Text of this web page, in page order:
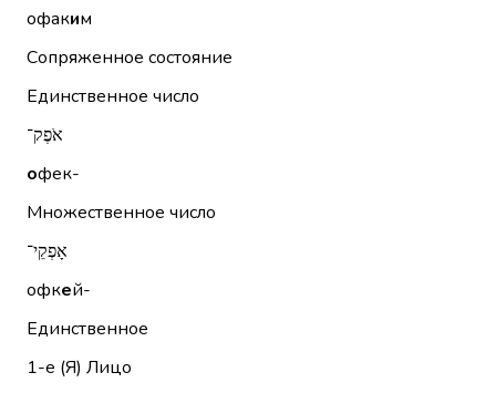
офаким
Сопряженное состояние
Единственное число
אֹפֶק־
офек-
Множественное число
אָפְקֵי־
офкей-
Единственное
1-е (Я) Лицо